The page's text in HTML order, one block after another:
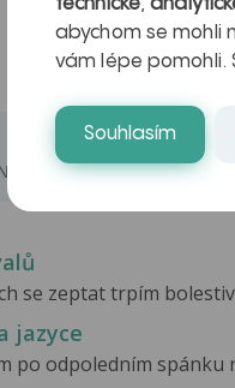
se zeptat trpím
jazyce
po odpoledním spánku
technické,
abychom se mohli
vám lépe pomohli.
Souhlasím